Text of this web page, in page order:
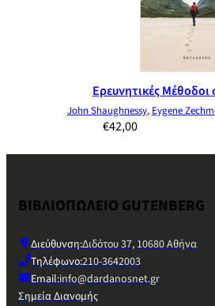
Ερευνητικές
John Shaughnessy, Eygene
€42,00
ΒΙΒΛΙΟΠΩΛΕΙΟ GUTENBERG
Διεύθυνση:Διδότου 37, 10680 Αθήνα
Τηλέφωνο:210-3642003
Email:info@dardanosnet.gr
Σημεία Διανομής